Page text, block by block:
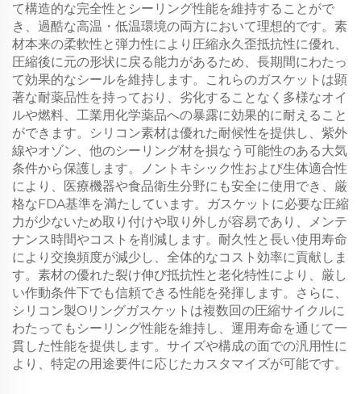
て構造的な完全性とシーリング性能を維持することがで
き、過酷な高温・低温環境の両方において理想的です。素
材本来の柔軟性と弾力性により圧縮永久歪抵抗性に優れ、
圧縮後に元の形状に戻る能力があるため、長期間にわたっ
て効果的なシールを維持します。これらのガスケットは顕
著な耐薬品性を持っており、劣化することなく多様なオイ
ルや燃料、工業用化学薬品への暴露に効果的に耐えること
ができます。シリコン素材は優れた耐候性を提供し、紫外
線やオゾン、他のシーリング材を損なう可能性のある大気
条件から保護します。ノントキシック性および生体適合性
により、医療機器や食品衛生分野にも安全に使用でき、厳
格なFDA基準を満たしています。ガスケットに必要な圧縮
力が少ないため取り付けや取り外しが容易であり、メンテ
ナンス時間やコストを削減します。耐久性と長い使用寿命
により交換頻度が減少し、全体的なコスト効率に貢献しま
す。素材の優れた裂け伸び抵抗性と老化特性により、厳し
い作動条件下でも信頼できる性能を発揮します。さらに、
シリコン製Oリングガスケットは複数回の圧縮サイクルに
わたってもシーリング性能を維持し、運用寿命を通じて一
貫した性能を提供します。サイズや構成の面での汎用性に
より、特定の用途要件に応じたカスタマイズが可能です。